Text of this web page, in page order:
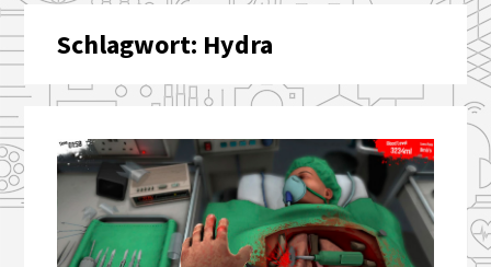
Schlagwort: Hydra